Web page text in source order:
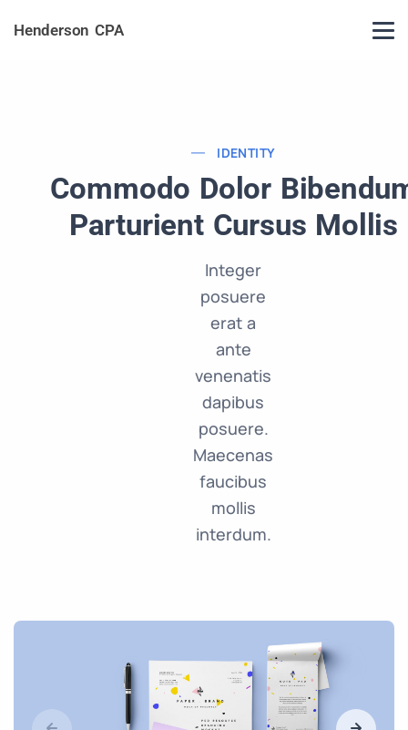
Henderson CPA
IDENTITY
Commodo Dolor
Parturient Cursus Mollis
Integer
posuere
erat a
ante
venenatis
dapibus
posuere.
Maecenas
faucibus
mollis
interdum.